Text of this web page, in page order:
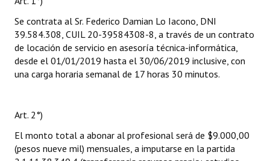
Se contrata al Sr. Federico Damian Lo Iacono, DNI
39.584.308, CUIL 20-39584308-8, a través de un contrato
de locación de servicio en asesoría técnica-informática,
desde el 01/01/2019 hasta el 30/06/2019 inclusive, con
una carga horaria semanal de 17 horas 30 minutos.
Art. 2°)
El monto total a abonar al profesional será de $9.000,00
(pesos nueve mil) mensuales, a imputarse en la partida